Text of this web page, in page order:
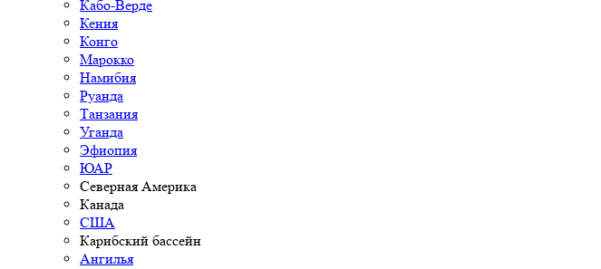
Кабо-Верде
Кения
Конго
Марокко
Намибия
Руанда
Танзания
Уганда
Эфиопия
ЮАР
Северная Америка
Канада
США
Карибский бассейн
Ангилья